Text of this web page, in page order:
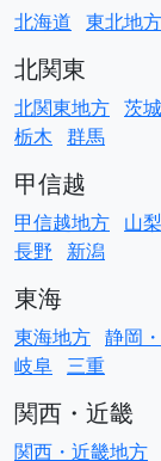
北海道 東北地方
北関東
北関東地方 茨城
栃木 群馬
甲信越
甲信越地方 山梨
長野
新潟
東海
東海地方 静岡
岐阜 三重
関西・近畿
関西・近畿地方